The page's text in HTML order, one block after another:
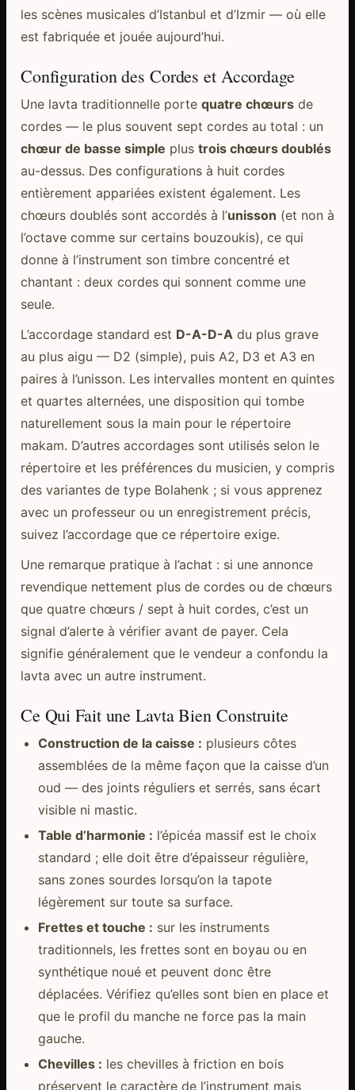
les scènes musicales d’Istanbul et d’Izmir — où elle
est fabriquée et jouée aujourd’hui.
Configuration des Cordes et Accordage
Une lavta traditionnelle porte quatre chœursde
cordes — le plus souvent sept cordes au total : un
chœur de basse simple plus trois chœurs doublés
au-dessus. Des configurations à huit cordes
entièrement appariées existent également. Les
chœurs doublés sont accordés à l’unisson (et non à
l’octave comme sur certains bouzoukis), ce qui
donne à l’instrument son timbre concentré et
chantant : deux cordes qui sonnent comme une
seule.
L’accordage standard est D-A-D-Adu plus grave
au plus aigu — D2 (simple), puis A2, D3 et A3 en
paires à l’unisson. Les intervalles montent en quintes
et quartes alternées, une disposition qui tombe
naturellement sous la main pour le répertoire
makam. D’autres accordages sont utilisés selon le
répertoire et les préférences du musicien, y compris
des variantes de type Bolahenk ; si vous apprenez
avec un professeur ou un enregistrement précis,
suivez l’accordage que ce répertoire exige.
Une remarque pratique à l’achat : si une annonce
revendique nettement plus de cordes ou de chœurs
que quatre chœurs / sept à huit cordes, c’est un
signal d’alerte à vérifier avant de payer. Cela
signifie généralement que le vendeur a confondu la
lavta avec un autre instrument.
Ce Qui Fait une Lavta Bien Construite
Construction de la caisse : plusieurs côtes
assemblées de la même façon que la caisse d’un
oud — des joints réguliers et serrés, sans écart
visible ni mastic.
Table d’harmonie : l’épicéa massif est le choix
standard ; elle doit être d’épaisseur régulière,
sans zones sourdes lorsqu’on la tapote
légèrement sur toute sa surface.
Frettes et touche : sur les instruments
traditionnels, les frettes sont en boyau ou en
synthétique noué et peuvent donc être
déplacées. Vérifiez qu’elles sont bien en place et
que le profil du manche ne force pas la main
gauche.
Chevilles : les chevilles à friction en bois
préservent le caractère de l’instrument mais